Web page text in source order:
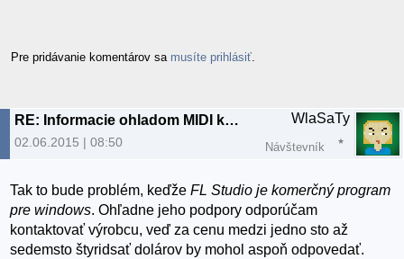
Pre pridávanie komentárov sa musíte prihlásiť
RE: Informacie ohladom MIDI keyboardu
02.06.2015 | 08:50
WlaSaTy
Návštevník
Tak to bude problém, keďžeFL Studio je komerčný program
pre windows. Ohľadne jeho podpory odporúčam
kontaktovať výrobcu, veď za cenu medzi jedno sto až
sedemsto štyridsať dolárov by mohol aspoň odpovedať.